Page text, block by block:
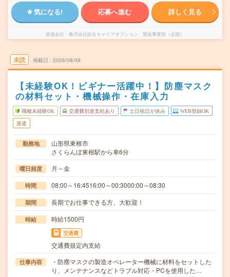
気になる! 応募へ進む 詳しく見る
派遣会社 株式会社綜合キャリアオプション 製造事業部（全国）
未読 掲載日 2026/08/08
【未経験OK！ビギナー活躍中！】防塵マスク
の材料セット・機械操作・在庫入力
職種未経験OK 交通費別途支給あり 土日祝日が休み WEB登録OK
派遣
勤務地
山形県東根市
さくらんぼ東根駅から車6分
曜日頻度 月～金
時間 08:00～16:4516:00～00:3000:00～08:30
期間 長期でお仕事できる方、大歓迎！
時給 時給1500円
交通費
交通費規定内支給
仕事内容
・防塵マスクの製造オペレーター機械に材料をセットした
り、メンテナンスなどトラブル対応・PCを使用した…